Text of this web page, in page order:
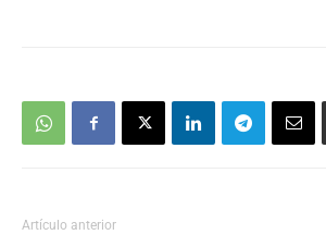
Artículo anterior